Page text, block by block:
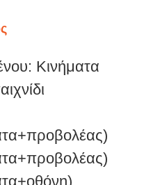
Κινήματα